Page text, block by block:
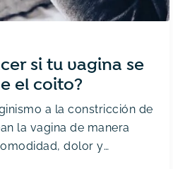
si tu vagina se
el coito?
a la constricción de
la vagina de manera
dolor y